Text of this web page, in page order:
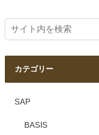
カテゴリー
SAP
BASIS